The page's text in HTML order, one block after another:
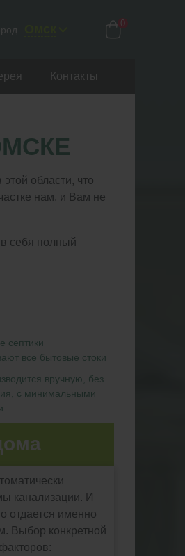
0
Контакты
области, что
нам, и Вам не
в себя полный
септики
все бытовые стоки
вручную, без
с минимальными
канализации. И
отдается именно
Выбор конкретной